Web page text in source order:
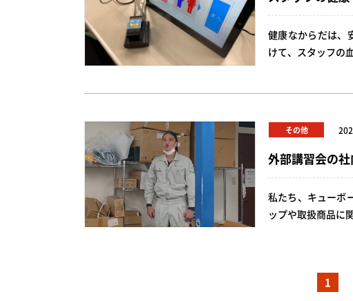
健康なからだは、
けて、スタッフの
その他
外部講習会の
私たち、キューボ
ップや取扱商品に
1